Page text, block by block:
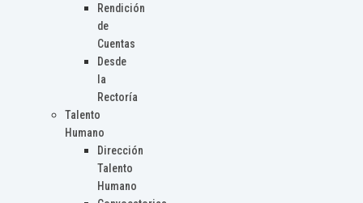
Rendición
de
Cuentas
Desde
la
Rectoría
Talento
Humano
Dirección
Talento
Humano